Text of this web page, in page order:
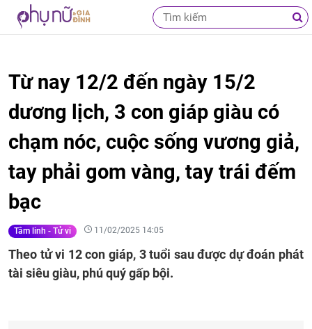
Từ nay 12/2 đến ngày 15/2
dương lịch, 3 con giáp giàu có
chạm nóc, cuộc sống vương giả,
tay phải gom vàng, tay trái đếm
bạc
Tâm linh - Tử vi 11/02/2025 14:05
Theo tử vi 12 con giáp, 3 tuổi sau được dự đoán phát
tài siêu giàu, phú quý gấp bội.